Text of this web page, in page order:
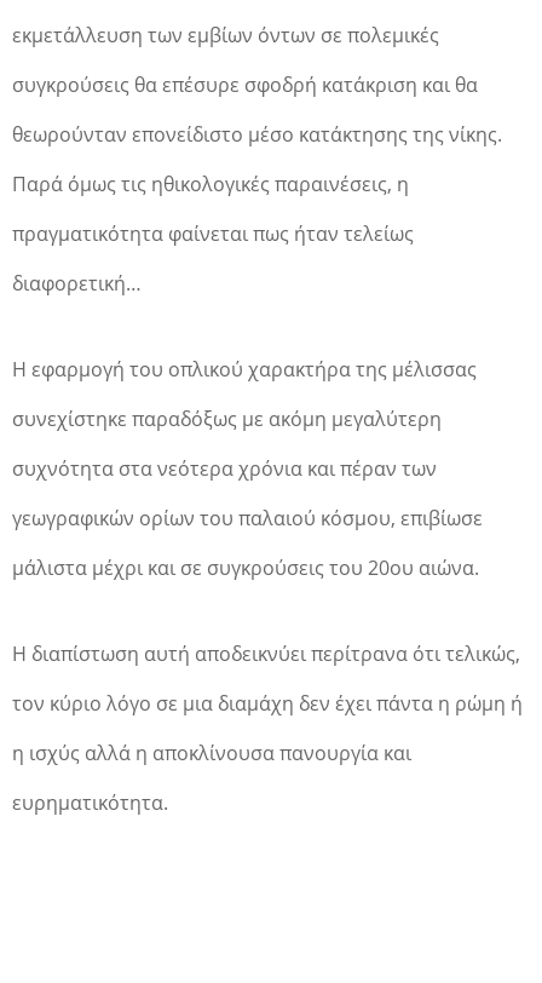
εκμετάλλευση των εμβίων όντων σε πολεμικές
συγκρούσεις θα επέσυρε σφοδρή κατάκριση και θα
θεωρούνταν επονείδιστο μέσο κατάκτησης της νίκης.
Παρά όμως τις ηθικολογικές παραινέσεις, η
πραγματικότητα φαίνεται πως ήταν τελείως
διαφορετική…
Η εφαρμογή του οπλικού χαρακτήρα της μέλισσας
συνεχίστηκε παραδόξως με ακόμη μεγαλύτερη
συχνότητα στα νεότερα χρόνια και πέραν των
γεωγραφικών ορίων του παλαιού κόσμου, επιβίωσε
μάλιστα μέχρι και σε συγκρούσεις του 20ου αιώνα.
Η διαπίστωση αυτή αποδεικνύει περίτρανα ότι τελικώς,
τον κύριο λόγο σε μια διαμάχη δεν έχει πάντα η ρώμη ή
η ισχύς αλλά η αποκλίνουσα πανουργία και
ευρηματικότητα.